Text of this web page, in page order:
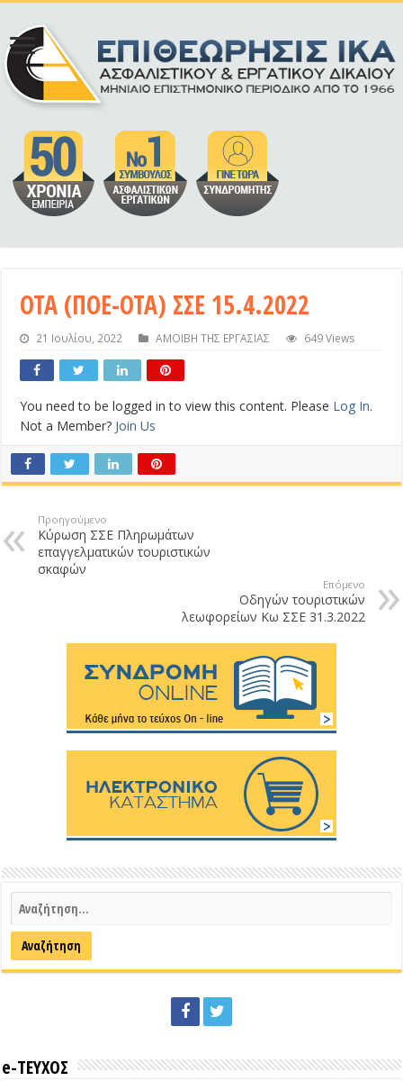
ΟΤΑ (ΠΟΕ-ΟΤΑ) ΣΣΕ 15.4.2022
21 Ιουλίου, 2022 ΑΜΟΙΒΗ ΤΗΣ ΕΡΓΑΣΙΑΣ 649 Views
You need to be logged in to view this content. Please Log In.
Not a Member? Join Us
Προηγούμενο
Κύρωση ΣΣΕ Πληρωμάτων
επαγγελματικών τουριστικών
σκαφών
Επόμενο
Οδηγών τουριστικών
λεωφορείων Κω ΣΣΕ 31.3.2022
e-ΤΕΥΧΟΣ